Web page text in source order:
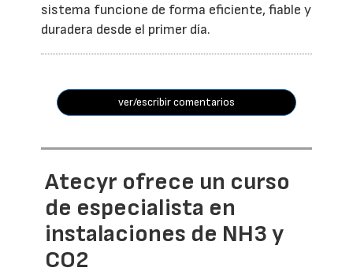
sistema funcione de forma eficiente, fiable y
duradera desde el primer día.
ver/escribir comentarios
Atecyr ofrece un curso
de especialista en
instalaciones de NH3 y
CO2